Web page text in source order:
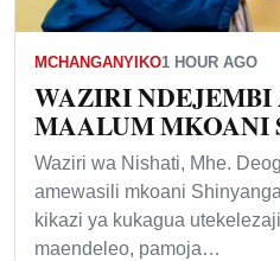
MCHANGANYIKO1 HOUR AGO
WAZIRI
MAALUM MKOANI
Waziri wa Nishati, Mhe.
amewasili mkoani
kikazi ya kukagua
maendeleo, pamoja…